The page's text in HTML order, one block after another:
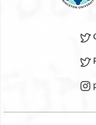
אלשיך אלאגל
סעאדתה